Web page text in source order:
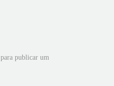
para publicar um